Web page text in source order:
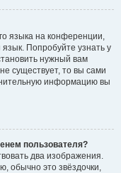
языка на конференции,
Попробуйте узнать у
нужный вам
существует, то вы сами
информацию вы
пользователя?
два изображения.
обычно это звёздочки,